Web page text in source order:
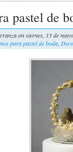
pastel de
on viernes, 13 de
para pastel de boda